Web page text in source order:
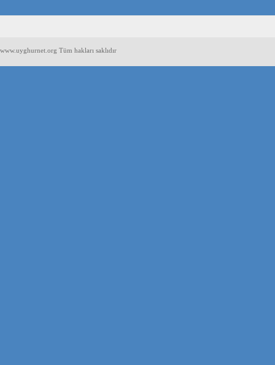
www.uyghurnet.org Tüm hakları saklıdır